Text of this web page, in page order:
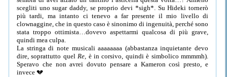
scegliti uno sugar daddy, se proprio devi *sigh*. Su Hideki tornerò
più tardi, ma intanto ci tenevo a far presente il mio livello di
clownaggine, che in questo caso è sinonimo di ingenuità, perché sono
stata troppo ottimista…dovevo aspettarmi qualcosa di più grave,
quindi mea culpa.
La stringa di note musicali aaaaaaaa (abbastanza inquietante devo
dire, soprattutto quel Re, è in corsivo, quindi è simbolico mmmmh).
Speravo che non avrei dovuto pensare a Kameron così presto, e
invece 💔